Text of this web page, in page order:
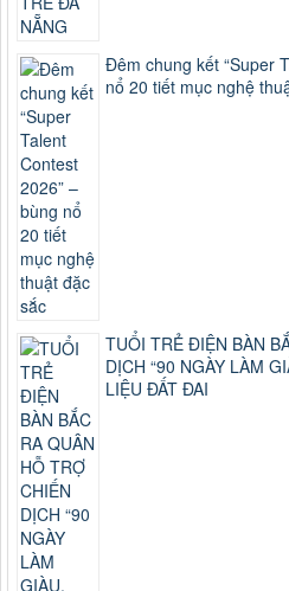
Đêm chung kết “Super
nổ 20 tiết mục nghệ
TUỔI TRẺ ĐIỆN BÀN
DỊCH “90 NGÀY LÀM
LIỆU ĐẤT ĐAI